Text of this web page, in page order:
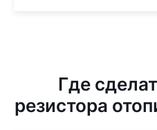
Где
резистора